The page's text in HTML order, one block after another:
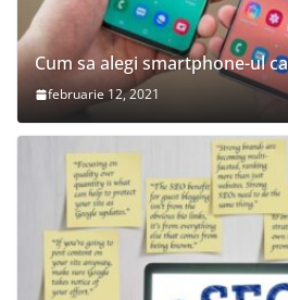
Cum sa alegi smartphone-ul
februarie 12, 2021